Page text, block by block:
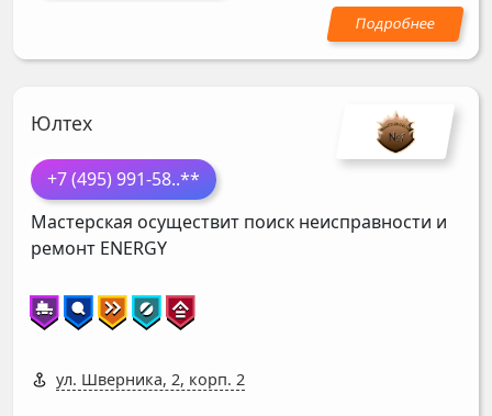
Юлтех
+7 (495) 991-58..**
Мастерская осуществит поиск неисправности и
ремонт ENERGY
ул. Шверника, 2, корп. 2